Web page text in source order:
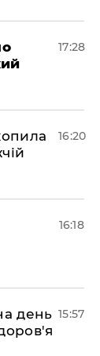
17:28
16:20
16:18
день 15:57